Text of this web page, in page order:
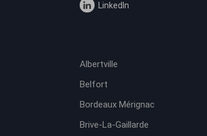
LinkedIn
Albertville
Belfort
Bordeaux Mérignac
Brive-La-Gaillarde